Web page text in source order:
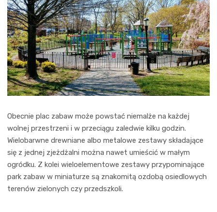
Obecnie plac zabaw może powstać niemalże na każdej
wolnej przestrzeni i w przeciągu zaledwie kilku godzin.
Wielobarwne drewniane albo metalowe zestawy składające
się z jednej zjeżdżalni można nawet umieścić w małym
ogródku. Z kolei wieloelementowe zestawy przypominające
park zabaw w miniaturze są znakomitą ozdobą osiedlowych
terenów zielonych czy przedszkoli.